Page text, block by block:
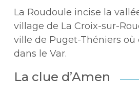
La Roudoule incise la
village de La Croix-sur-
ville de Puget-Théniers où
dans le Var.
La clue d’Amen